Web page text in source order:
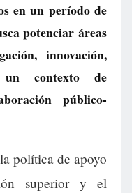
en un período de
potenciar áreas
innovación,
contexto de
público-
política de apoyo
superior y el